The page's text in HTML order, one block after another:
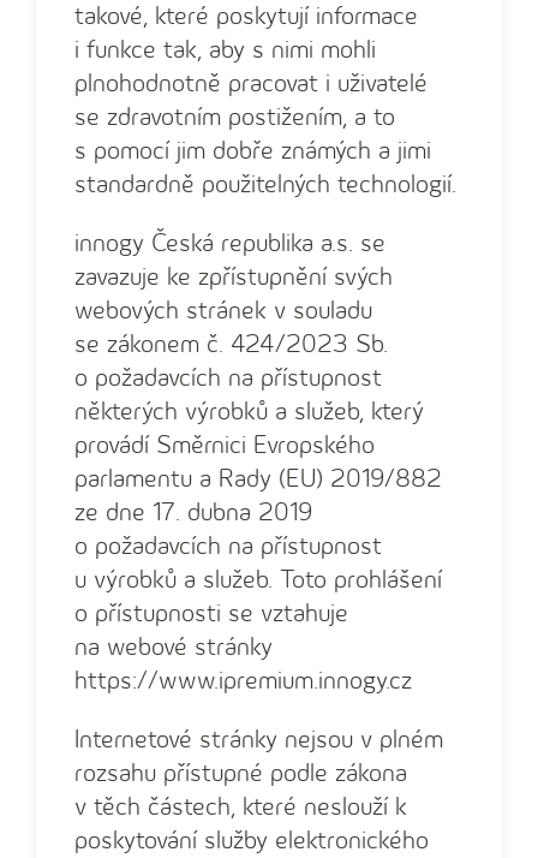
takové, které poskytují informace
i funkce tak, aby s nimi mohli
plnohodnotně pracovat i uživatelé
se zdravotním postižením, a to
s pomocí jim dobře známých a jimi
standardně použitelných technologií.
innogy Česká republika a.s. se
zavazuje ke zpřístupnění svých
webových stránek v souladu
se zákonem č. 424/2023 Sb.
o požadavcích na přístupnost
některých výrobků a služeb, který
provádí Směrnici Evropského
parlamentu a Rady (EU) 2019/882
ze dne 17. dubna 2019
o požadavcích na přístupnost
u výrobků a služeb. Toto prohlášení
o přístupnosti se vztahuje
na webové stránky
https://www.ipremium.innogy.cz
Internetové stránky nejsou v plném
rozsahu přístupné podle zákona
v těch částech, které neslouží k
poskytování služby elektronického